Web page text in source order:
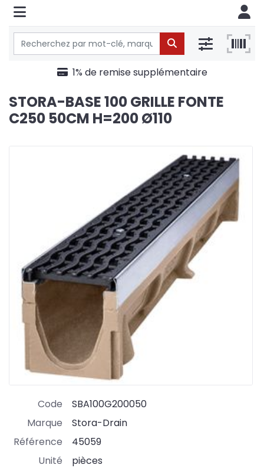
1% de remise supplémentaire
STORA-BASE 100 GRILLE FONTE
C250 50CM H=200 Ø110
Code
SBA100G200050
Marque
Stora-Drain
Référence
45059
Unité
pièces